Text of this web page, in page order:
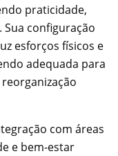
praticidade,
configuração
esforços físicos e
adequada para
com áreas
e bem-estar